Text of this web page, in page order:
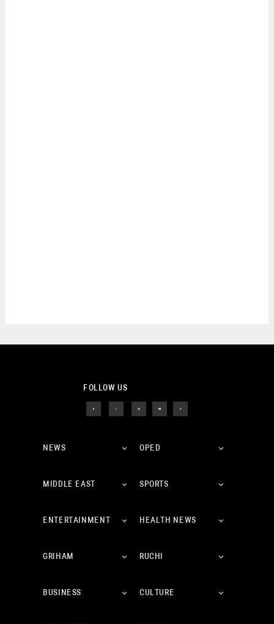
FOLLOW US
NEWS OPED
MIDDLE EAST SPORTS
ENTERTAINMENT HEALTH NEWS
GRIHAM RUCHI
BUSINESS CULTURE